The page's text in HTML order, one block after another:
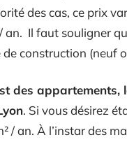
des cas, ce prix
an. Il faut souligner
de construction (neuf
des
. Si vous désirez
/ an. À l’instar des